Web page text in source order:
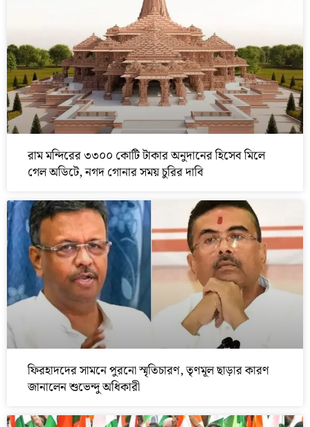
রাম মন্দিরের ৩৩০০ কোটি টাকার অনুদানের হিসেব মিলে
গেল অডিটে, নগদ গোনার সময় চুরির দাবি
ফিরহাদদের সামনে পুরনো স্মৃতিচারণ, তৃণমূল ছাড়ার কারণ
জানালেন শুভেন্দু অধিকারী